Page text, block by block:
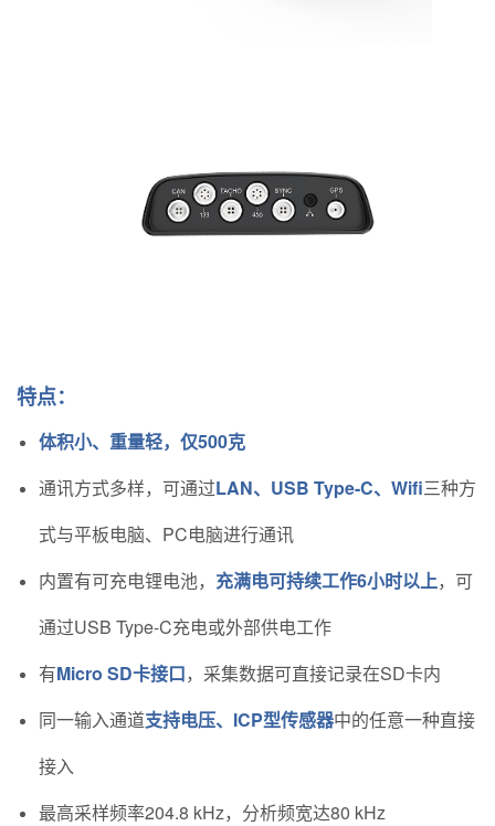
特点：
体积小、重量轻，仅500克
通讯方式多样，可通过LAN、USB Type-C、Wifi三种方
式与平板电脑、PC电脑进行通讯
内置有可充电锂电池， 充满电可持续工作6小时以上，可
通过USB Type-C充电或外部供电工作
有Micro SD卡接口，采集数据可直接记录在SD卡内
同一输入通道支持电压、ICP型传感器中的任意一种直接
接入
最高采样频率204.8 kHz，分析频宽达80 kHz